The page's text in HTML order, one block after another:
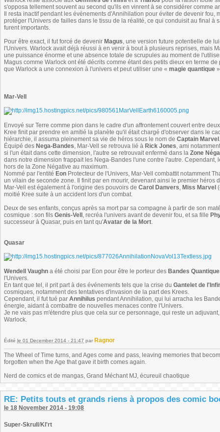
s'opposa tellement souvent au second qu'ils en vinrent à se considérer comme
Il resta inactif pendant les évènements d'Annihilation pour éviter de devenir
protéger l'Univers de failles dans le tissu de la réalité, ce qui conduisit au final à
furent importants.
Pour être exact, il fut forcé de devenir Magus, une version future potentielle de
l'Univers. Warlock avait déjà réussi à en venir à bout à plusieurs reprises, mais
une puissance énorme et une absence totale de scrupules au moment de
Magus comme Warlock ont été décrits comme étant des petits dieux en terme
que Warlock a une connexion à l'univers et peut utiliser une « magie quantique
Mar-Vell
Envoyé sur Terre comme pion dans le cadre d'un affrontement couvert entre
Kree finit par prendre en amitié la planète qu'il était chargé d'observer dans le
hiérarchie, il assuma pleinement sa vie de héros sous le nom de Captain Marvel .
Équipé des Nega-Bandes, Mar-Vell se retrouva lié à Rick Jones, ami
si l'un était dans cette dimension, l'autre se retrouvait enfermé dans la Zone
dans notre dimension frappait les Nega-Bandes l'une contre l'autre.
hors de la Zone Négative au maximum.
Nommé par l'entité Eon Protecteur de l'Univers, Mar-Vell combattit notamment
un vilain de seconde zone. Il finit par en mourir, devenant ainsi le premier héros
Mar-Vell est également à l'origine des pouvoirs de Carol Danvers, Miss Marvel
moitié Kree suite à un accident lors d'un combat.
Deux de ses enfants, conçus après sa mort par sa compagne à partir de son
cosmique : son fils Genis-Vell , recréa l'univers avant de devenir fou, et sa fille
successeur à Quasar, puis en tant qu'Avatar de la Mort.
Quasar
Wendell Vaughn a été choisi par Eon pour être le porteur des Bandes
l'Univers.
En tant que tel, il prit part à des événements tels que la crise du Gantelet de
cosmiques, notamment des tentatives d'invasion de la part des Krees.
Cependant, il fut tué par Annihilus pendant Annihilation, qui lui arracha les
énergie, aidant à combattre de nouvelles menaces contre l'Univers.
Je ne vais pas m'étendre plus que cela sur ce personnage, qui reste un
Warlock.
Édité le 01 December 2014 - 21:47 par Ragnor
The Wheel of Time turns, and Ages come and pass, leaving memories that
forgotten when the Age that gave it birth comes again.
Nerd de comics et de mangas, Grand Méchant MJ, écureuil chaotique
RE: Petits touts et grands riens à propos des comic
le 18 November 2014 - 19:08
Super-Skrull /Kl'rt